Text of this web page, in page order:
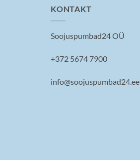
KONTAKT
Soojuspumbad24 OÜ
+372 5674 7900
info@soojuspumbad24.ee